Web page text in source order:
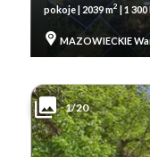
pokoje | 2039 m2 | 1 300
MAZOWIECKIE
1/20